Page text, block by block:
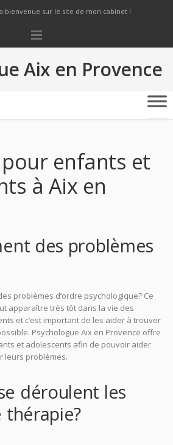
bienvenue sur le site de mon cabinet !
Aix en Provence
enfants et
à Aix en
des problèmes
problèmes d’ordre psychologique? Ce
apparaître très tôt dans la vie des
et c’est important de les aider à trouver
Psychologue Aix en Provence offre
et adolescents afin de pouvoir aider
leurs problèmes.
déroulent les
thérapie?